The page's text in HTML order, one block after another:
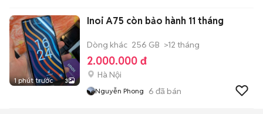
1 phút trước 3
Inoi A75 còn bảo hành 11 tháng
Dòng khác 256 GB >12 tháng
2.000.000 đ
Hà Nội
Nguyễn Phong 6 đã bán